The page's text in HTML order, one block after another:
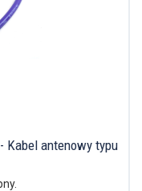
Kabel antenowy typu